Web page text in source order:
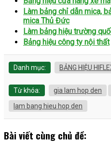
Làm bảng chỉ dẫn mica,
mica Thủ Đức
Làm bảng hiệu trường
Bảng hiệu công ty nội thất
Danh mục: BẢNG HIỆU
Từ khóa: gia lam hop den
lam bang hieu hop den
Bài viết cùng chủ đề: